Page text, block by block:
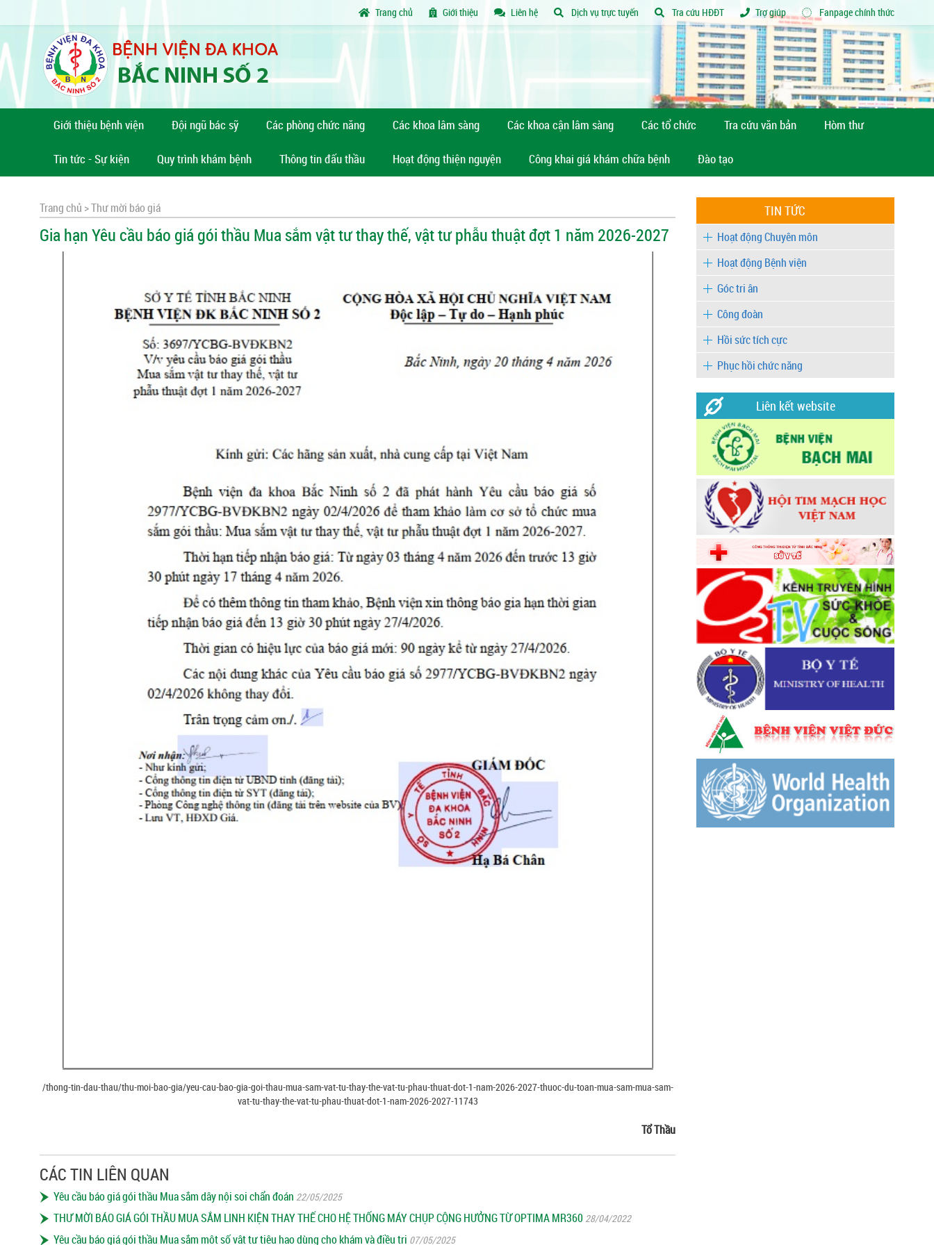
Trang chủ Giới thiệu Liên hệ Dịch vụ trực tuyến Tra cứu HĐĐT Trợ giúp Fanpage chính thức
Giới thiệu bệnh viện Đội ngũ bác sỹ Các phòng chức năng Các khoa lâm sàng Các khoa cận lâm sàng Các tổ chức Tra cứu văn bản Hòm thư
Tin tức - Sự kiện Quy trình khám bệnh Thông tin đấu thầu Hoạt động thiện nguyện Công khai giá khám chữa bệnh Đào tạo
Trang chủ >Thư mời báo giá
Gia hạn Yêu cầu báo giá gói thầu Mua sắm vật tư thay thế, vật tư phẫu thuật đợt 1 năm 2026-2027
/thong-tin-dau-thau/thu-moi-bao-gia/yeu-cau-bao-gia-goi-thau-mua-sam-vat-tu-thay-the-vat-tu-phau-thuat-dot-1-nam-2026-2027-thuoc-du-toan-mua-sam-mua-sam-
vat-tu-thay-the-vat-tu-phau-thuat-dot-1-nam-2026-2027-11743
Tổ Thầu
CÁC TIN LIÊN QUAN
Yêu cầu báo giá gói thầu Mua sắm dây nội soi chẩn đoán 22/05/2025
THƯ MỜI BÁO GIÁ GÓI THẦU MUA SẮM LINH KIỆN THAY THẾ CHO HỆ THỐNG MÁY CHỤP CỘNG HƯỞNG TỪ OPTIMA MR360 28/04/2022
Yêu cầu báo giá gói thầu Mua sắm một số vật tư tiêu hao dùng cho khám và điều trị 07/05/2025
TIN TỨC
Hoạt động Chuyên môn
Hoạt động Bệnh viện
Góc tri ân
Công đoàn
Hồi sức tích cực
Phục hồi chức năng
Liên kết website